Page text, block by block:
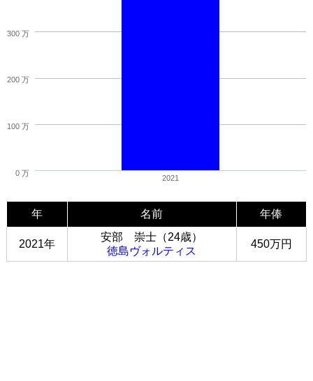
2021
0 万
100 万
200 万
300 万
年 名前 年俸
2021年
安部 崇士（24歳）
徳島ヴォルティス
450万円